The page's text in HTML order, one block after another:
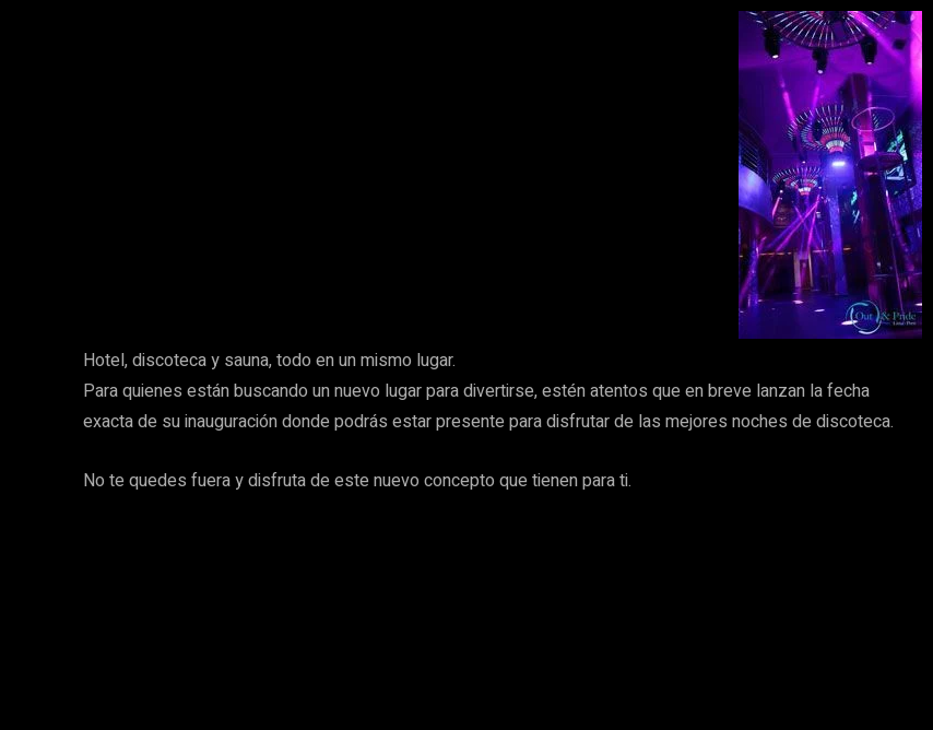
Hotel, discoteca y sauna, todo en un mismo lugar.
Para quienes están buscando un nuevo lugar para divertirse, estén atentos que en breve lanzan la fecha
exacta de su inauguración donde podrás estar presente para disfrutar de las mejores noches de discoteca.
No te quedes fuera y disfruta de este nuevo concepto que tienen para ti.